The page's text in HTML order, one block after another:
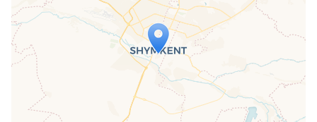
Travelers' Map is loading...
If you see this after your page is
loaded completely, leafletJS files are
missing.